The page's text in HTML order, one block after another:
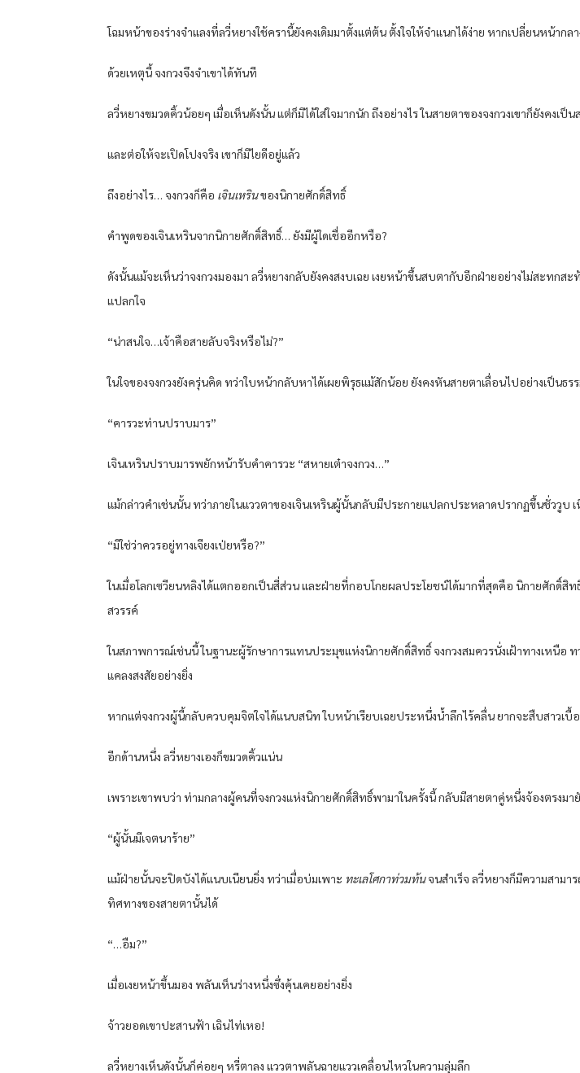
โฉมหน้าของร่างจำแลงที่ลวี่หยางใช้ครานี้ยังคงเดิมมาตั้งแต่ต้น ตั้งใจให้จำแนกได้ง่าย หากเปลี่ยนหน้าก
ด้วยเหตุนี้ จงกวงจึงจำเขาได้ทันที
ลวี่หยางขมวดคิ้วน้อยๆ เมื่อเห็นดังนั้น แต่ก็มิได้ใส่ใจมากนัก ถึงอย่างไร ในสายตาของจงกวงเขาก็ยังค
และต่อให้จะเปิดโปงจริง เขาก็มิไยดีอยู่แล้ว
ถึงอย่างไร… จงกวงก็คือ เจินเหรินของนิกายศักดิ์สิทธิ์
คำพูดของเจินเหรินจากนิกายศักดิ์สิทธิ์… ยังมีผู้ใดเชื่ออีกหรือ?
ดังนั้นแม้จะเห็นว่าจงกวงมองมา ลวี่หยางกลับยังคงสงบเฉย เงยหน้าขึ้นสบตากับอีกฝ่ายอย่างไม่สะทกส
แปลกใจ
“น่าสนใจ…เจ้าคือสายลับจริงหรือไม่?”
ในใจของจงกวงยังครุ่นคิด ทว่าใบหน้ากลับหาได้เผยพิรุธแม้สักน้อย ยังคงหันสายตาเลื่อนไปอย่างเป็นธ
“คารวะท่านปราบมาร”
เจินเหรินปราบมารพยักหน้ารับคำคารวะ “สหายเต๋าจงกวง…”
แม้กล่าวคำเช่นนั้น ทว่าภายในแววตาของเจินเหรินผู้นั้นกลับมีประกายแปลกประหลาดปรากฏขึ้นชั่ววูบ
“มิใช่ว่าควรอยู่ทางเจียงเป่ยหรือ?”
ในเมื่อโลกเซวียนหลิงได้แตกออกเป็นสี่ส่วน และฝ่ายที่กอบโกยผลประโยชน์ได้มากที่สุดคือ นิกายศักดิ์สิ
สวรรค์
ในสภาพการณ์เช่นนี้ ในฐานะผู้รักษาการแทนประมุขแห่งนิกายศักดิ์สิทธิ์ จงกวงสมควรนั่งเฝ้าทางเหนื
แคลงสงสัยอย่างยิ่ง
หากแต่จงกวงผู้นี้กลับควบคุมจิตใจได้แนบสนิท ใบหน้าเรียบเฉยประหนึ่งน้ำลึกไร้คลื่น ยากจะสืบสาวเบื้
อีกด้านหนึ่ง ลวี่หยางเองก็ขมวดคิ้วแน่น
เพราะเขาพบว่า ท่ามกลางผู้คนที่จงกวงแห่งนิกายศักดิ์สิทธิ์พามาในครั้งนี้ กลับมีสายตาคู่หนึ่งจ้องตรงม
“ผู้นั้นมีเจตนาร้าย”
แม้ฝ่ายนั้นจะปิดบังได้แนบเนียนยิ่ง ทว่าเมื่อบ่มเพาะ ทะเลโศกาท่วมท้นจนสำเร็จ ลวี่หยางก็มีความสามา
ทิศทางของสายตานั้นได้
“…อืม?”
เมื่อเงยหน้าขึ้นมอง พลันเห็นร่างหนึ่งซึ่งคุ้นเคยอย่างยิ่ง
จ้าวยอดเขาปะสานฟ้า เฉินไท่เหอ!
ลวี่หยางเห็นดังนั้นก็ค่อยๆ หรี่ตาลง แววตาพลันฉายแววเคลื่อนไหวในความลุ่มลึก